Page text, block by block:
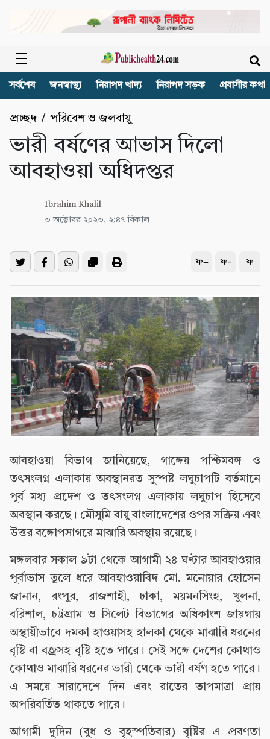
সর্বশেষ জনস্বাস্থ্য নিরাপদ খাদ্য নিরাপদ সড়ক প্রবাসীর কথা
প্রচ্ছদ / পরিবেশ ও জলবায়ু
ভারী বর্ষণের আভাস দিলো
আবহাওয়া অধিদপ্তর
Ibrahim Khalil
৩ অক্টোবর ২০২৩, ২:৪৭ বিকাল
ফ+ ফ- ফ
আবহাওয়া বিভাগ জানিয়েছে, গাঙ্গেয় পশ্চিমবঙ্গ ও
তৎসংলগ্ন এলাকায় অবস্থানরত সুস্পষ্ট লঘুচাপটি বর্তমানে
পূর্ব মধ্য প্রদেশ ও তৎসংলগ্ন এলাকায় লঘুচাপ হিসেবে
অবস্থান করছে। মৌসুমি বায়ু বাংলাদেশের ওপর সক্রিয় এবং
উত্তর বঙ্গোপসাগরে মাঝারি অবস্থায় রয়েছে।
মঙ্গলবার সকাল ৯টা থেকে আগামী ২৪ ঘণ্টার আবহাওয়ার
পূর্বাভাস তুলে ধরে আবহাওয়াবিদ মো. মনোয়ার হোসেন
জানান, রংপুর, রাজশাহী, ঢাকা, ময়মনসিংহ, খুলনা,
বরিশাল, চট্টগ্রাম ও সিলেট বিভাগের অধিকাংশ জায়গায়
অস্থায়ীভাবে দমকা হাওয়াসহ হালকা থেকে মাঝারি ধরনের
বৃষ্টি বা বজ্রসহ বৃষ্টি হতে পারে। সেই সঙ্গে দেশের কোথাও
কোথাও মাঝারি ধরনের ভারী থেকে ভারী বর্ষণ হতে পারে।
এ সময়ে সারাদেশে দিন এবং রাতের তাপমাত্রা প্রায়
অপরিবর্তিত থাকতে পারে।
আগামী দুদিন (বুধ ও বৃহস্পতিবার) বৃষ্টির এ প্রবণতা